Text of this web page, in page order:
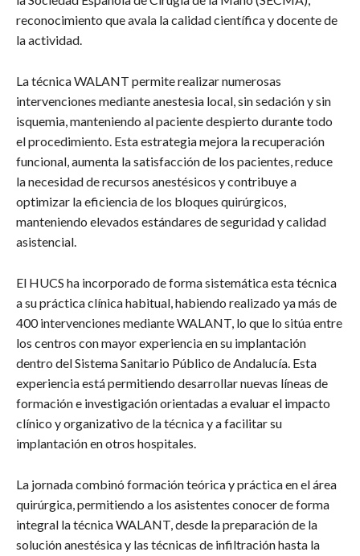
reconocimiento que avala la calidad científica y docente de
la actividad.
La técnica WALANT permite realizar numerosas
intervenciones mediante anestesia local, sin sedación y sin
isquemia, manteniendo al paciente despierto durante todo
el procedimiento. Esta estrategia mejora la recuperación
funcional, aumenta la satisfacción de los pacientes, reduce
la necesidad de recursos anestésicos y contribuye a
optimizar la eficiencia de los bloques quirúrgicos,
manteniendo elevados estándares de seguridad y calidad
asistencial.
El HUCS ha incorporado de forma sistemática esta técnica
a su práctica clínica habitual, habiendo realizado ya más de
400 intervenciones mediante WALANT, lo que lo sitúa entre
los centros con mayor experiencia en su implantación
dentro del Sistema Sanitario Público de Andalucía. Esta
experiencia está permitiendo desarrollar nuevas líneas de
formación e investigación orientadas a evaluar el impacto
clínico y organizativo de la técnica y a facilitar su
implantación en otros hospitales.
La jornada combinó formación teórica y práctica en el área
quirúrgica, permitiendo a los asistentes conocer de forma
integral la técnica WALANT, desde la preparación de la
solución anestésica y las técnicas de infiltración hasta la